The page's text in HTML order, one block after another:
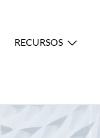
RECURSOS